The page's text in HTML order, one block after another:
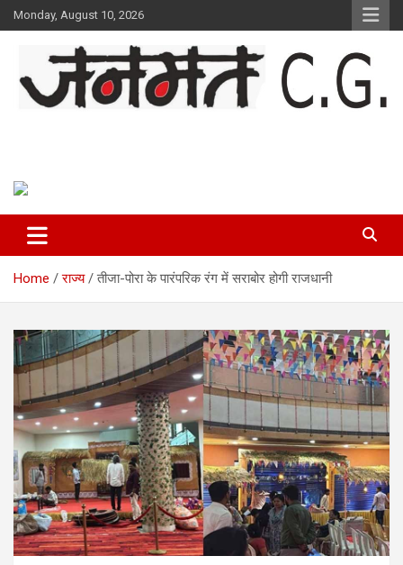
Skip
to
Monday, August 10, 2026
Home राज्य तीजा-पोरा के पारंपरिक रंग में सराबोर होगी राजधानी